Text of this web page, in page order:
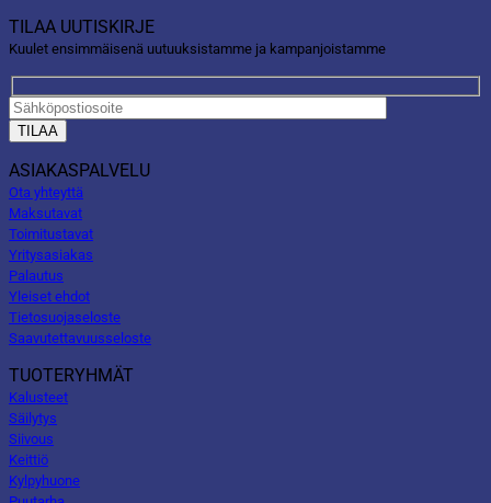
TILAA UUTISKIRJE
Kuulet ensimmäisenä uutuuksistamme ja kampanjoistamme
ASIAKASPALVELU
Ota yhteyttä
Maksutavat
Toimitustavat
Yritysasiakas
Palautus
Yleiset ehdot
Tietosuojaseloste
Saavutettavuusseloste
TUOTERYHMÄT
Kalusteet
Säilytys
Siivous
Keittiö
Kylpyhuone